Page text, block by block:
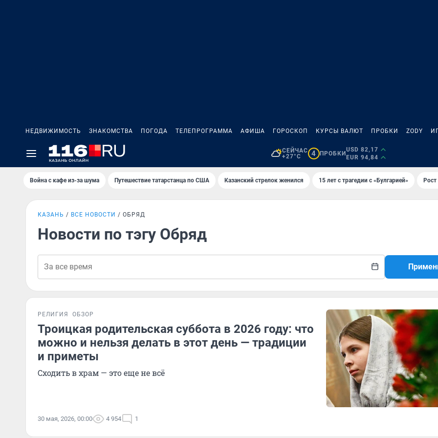
НЕДВИЖИМОСТЬ ЗНАКОМСТВА ПОГОДА ТЕЛЕПРОГРАММА АФИША ГОРОСКОП КУРСЫ ВАЛЮТ ПРОБКИ ZODY
СЕЙЧАС
+27°C
4 ПРОБКИ
USD 82,17
EUR 94,84
Война с кафе из-за шума Путешествие татарстанца по США Казанский стрелок женился 15 лет с трагедии с «Булгарией»
КАЗАНЬ ВСЕ НОВОСТИ ОБРЯД
Новости по тэгу Обряд
РЕЛИГИЯ ОБЗОР
Троицкая родительская суббота в 2026 году: что
можно и нельзя делать в этот день — традиции
и приметы
Сходить в храм — это еще не всё
30 мая, 2026, 00:00 4 954 1